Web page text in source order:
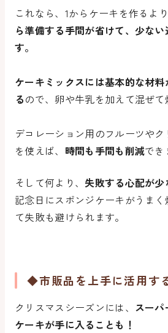
これなら、1からケーキを作るよ
ら準備する手間が省けて、少な
す。
ケーキミックスには基本的な材
るので、卵や牛乳を加えて混ぜて
デコレーション用のフルーツや
を使えば、 時間も手間も削減でき
そして何より、 失敗する心配が少
記念日にスポンジケーキがうま
て失敗も避けられます。
◆市販品を上手に活用す
クリスマスシーズンには、 スー
ケーキが手に入ることも！